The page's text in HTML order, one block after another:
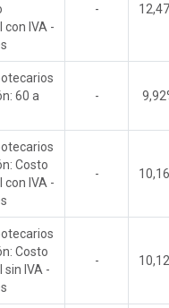
IVA -
-
60 a
-
Costo
IVA -
-
Costo
IVA -
-